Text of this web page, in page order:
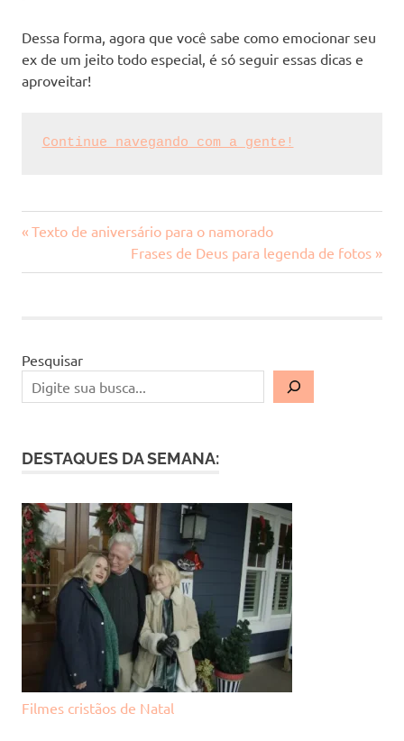
Dessa forma, agora que você sabe como emocionar seu
ex de um jeito todo especial, é só seguir essas dicas e
aproveitar!
Continue navegando com a gente!
Navegação
de
Previous
Texto de aniversário para o namorado
Next
Post:
Frases de Deus para legenda de fotos
Pesquisar
DESTAQUES DA SEMANA:
Filmes cristãos de Natal